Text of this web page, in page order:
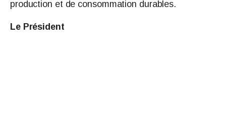
production et de consommation durables.
Le Président